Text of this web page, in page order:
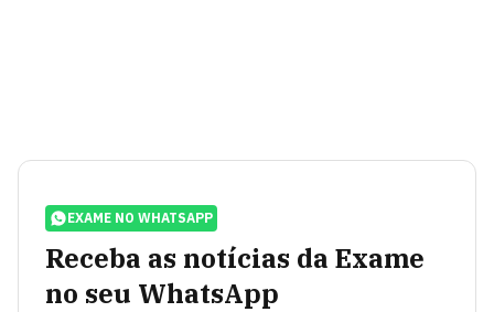
EXAME NO WHATSAPP
Receba as notícias da Exame
no seu WhatsApp